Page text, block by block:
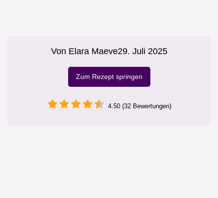
Von Elara Maeve29. Juli 2025
Zum Rezept springen
4.50 (32 Bewertungen)